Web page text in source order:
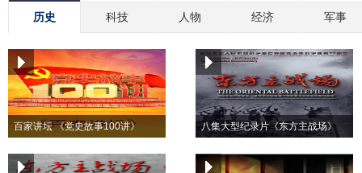
历史 科技 人物 经济 军事
百家讲坛 《党史故事100讲》 八集大型纪录片《东方主战场》